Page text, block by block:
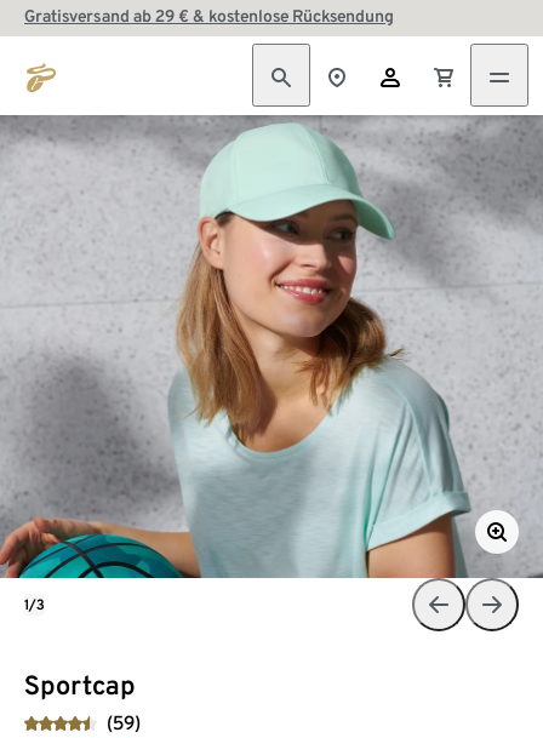
Gratisversand ab 29 € & kostenlose Rücksendung
Sportcap
(59)
1/3